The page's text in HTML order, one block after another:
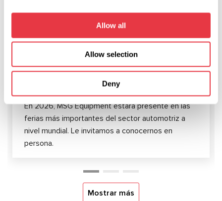
Allow all
Allow selection
Deny
MSG Equipment en ferias internacionales
En 2026, MSG Equipment estará presente en las
ferias más importantes del sector automotriz a
nivel mundial. Le invitamos a conocernos en
persona.
Mostrar más